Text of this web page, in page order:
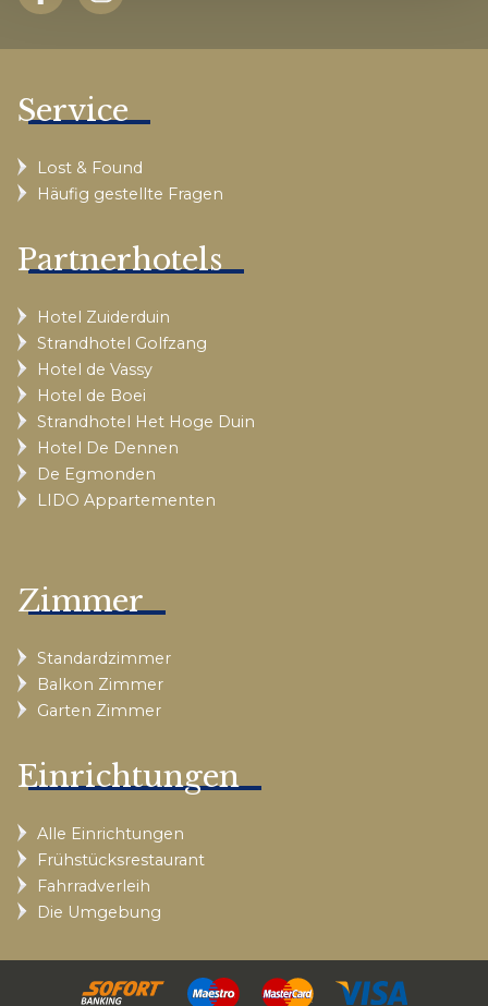
Service
Lost & Found
Häufig gestellte Fragen
Partnerhotels
Hotel Zuiderduin
Strandhotel Golfzang
Hotel de Vassy
Hotel de Boei
Strandhotel Het Hoge Duin
Hotel De Dennen
De Egmonden
LIDO Appartementen
Zimmer
Standardzimmer
Balkon Zimmer
Garten Zimmer
Einrichtungen
Alle Einrichtungen
Frühstücksrestaurant
Fahrradverleih
Die Umgebung